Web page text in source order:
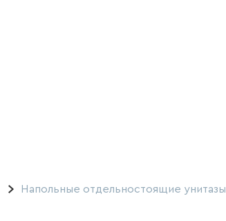
Напольные отдельностоящие унитазы